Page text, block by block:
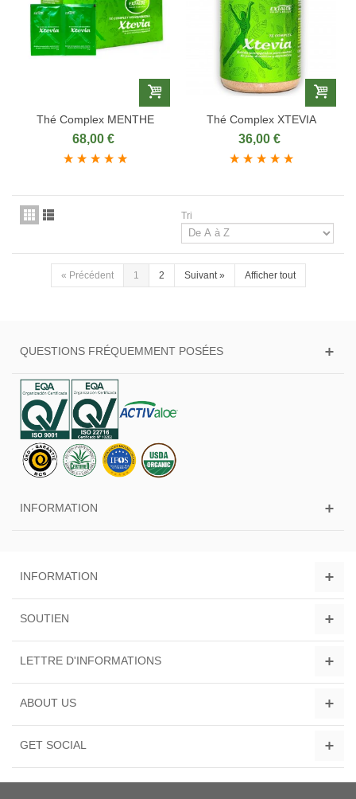
Thé Complex MENTHE
68,00 €
Thé Complex XTEVIA
36,00 €
Tri
« Précédent 1 2 Suivant» Afficher tout
QUESTIONS FRÉQUEMMENT POSÉES
INFORMATION
INFORMATION
SOUTIEN
LETTRE D'INFORMATIONS
ABOUT US
GET SOCIAL